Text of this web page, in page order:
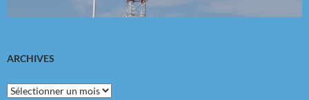
ARCHIVES
Archives